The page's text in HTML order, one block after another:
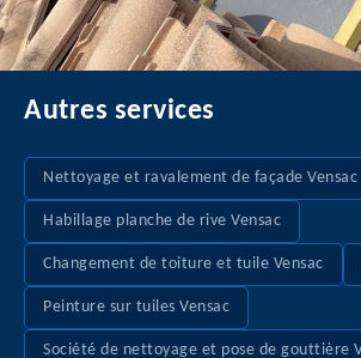
Autres services
Nettoyage et ravalement de façade Vensac
Habillage planche de rive Vensac
Changement de toiture et tuile Vensac
Peinture sur tuiles Vensac
Société de nettoyage et pose de gouttière